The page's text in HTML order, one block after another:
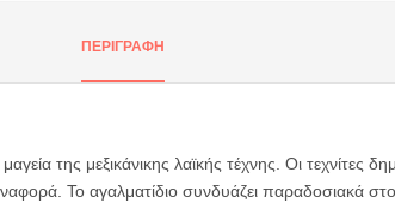
ΠΕΡΙΓΡΑΦΉ
της μεξικάνικης λαϊκής τέχνης. Οι τεχνίτες
Το αγαλματίδιο συνδυάζει παραδοσιακά